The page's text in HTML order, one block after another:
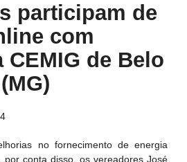
participam de
com
CEMIG de Belo
no fornecimento de energia
por conta disso, os vereadores José